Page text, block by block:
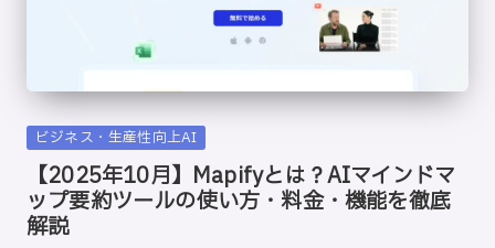
と
ス
テ
ッ
プ
バ
Posted
ビジネス・生産性向上AI
【2025年10月】Mapifyとは？AIマインドマ
ップ要約ツールの使い方・料金・機能を徹底
解説